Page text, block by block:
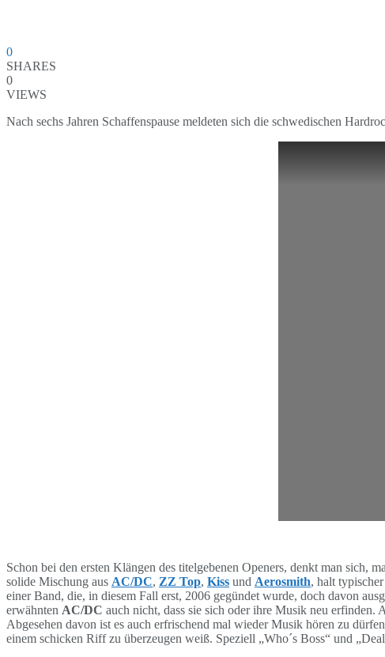
0
SHARES
0
VIEWS
Nach sechs Jahren Schaffenspause meldeten sich die schwedischen
Schon bei den ersten Klängen des titelgebenen Openers, denkt man sich,
solide Mischung aus AC/DC, ZZ Top, Kiss und Aerosmith, halt
einer Band, die, in diesem Fall erst, 2006 gegündet wurde, doch davon
erwähnten AC/DC auch nicht, dass sie sich oder ihre Musik neu erfinden.
Abgesehen davon ist es auch erfrischend mal wieder Musik hören zu
einem schicken Riff zu überzeugen weiß. Speziell „Who´s Boss“ und